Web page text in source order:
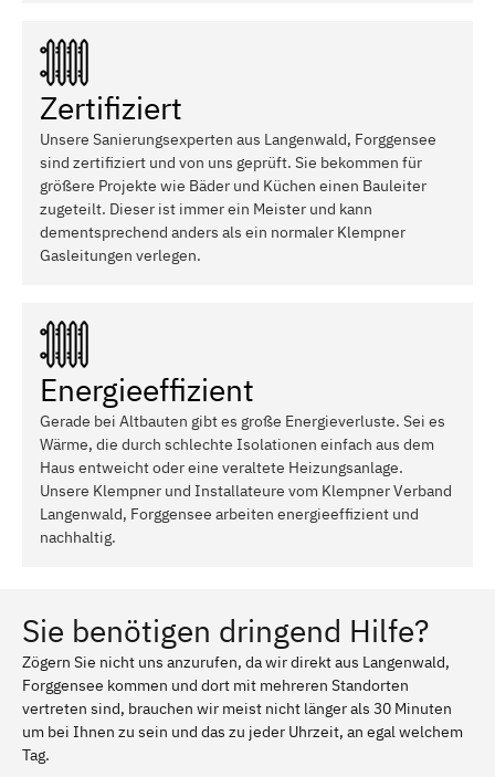
Zertifiziert
Unsere Sanierungsexperten aus Langenwald, Forggensee
sind zertifiziert und von uns geprüft. Sie bekommen für
größere Projekte wie Bäder und Küchen einen Bauleiter
zugeteilt. Dieser ist immer ein Meister und kann
dementsprechend anders als ein normaler Klempner
Gasleitungen verlegen.
Energieeffizient
Gerade bei Altbauten gibt es große Energieverluste. Sei es
Wärme, die durch schlechte Isolationen einfach aus dem
Haus entweicht oder eine veraltete Heizungsanlage.
Unsere Klempner und Installateure vom Klempner Verband
Langenwald, Forggensee arbeiten energieeffizient und
nachhaltig.
Sie benötigen dringend Hilfe?
Zögern Sie nicht uns anzurufen, da wir direkt aus Langenwald,
Forggensee kommen und dort mit mehreren Standorten
vertreten sind, brauchen wir meist nicht länger als 30 Minuten
um bei Ihnen zu sein und das zu jeder Uhrzeit, an egal welchem
Tag.